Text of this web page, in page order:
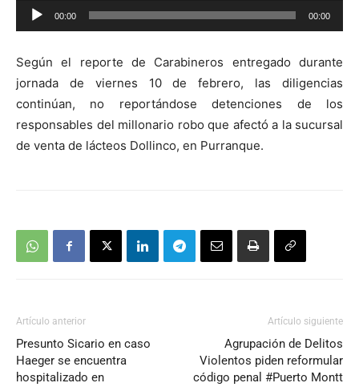
Reproductor
de
00:00 00:00
Según el reporte de Carabineros entregado durante
jornada de viernes 10 de febrero, las diligencias
continúan, no reportándose detenciones de los
responsables del millonario robo que afectó a la sucursal
de venta de lácteos Dollinco, en Purranque.
Artículo anterior
Presunto Sicario en caso
Haeger se encuentra
hospitalizado en
Artículo siguiente
Agrupación de Delitos
Violentos piden reformular
código penal #Puerto Montt